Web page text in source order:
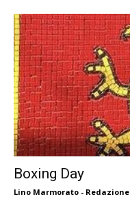
Boxing Day
Lino Marmorato - Redazione